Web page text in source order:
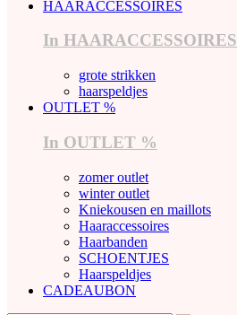
HAARACCESSOIRES
In HAARACCESSOIRES
grote strikken
haarspeldjes
OUTLET %
In OUTLET %
zomer outlet
winter outlet
Kniekousen en maillots
Haaraccessoires
Haarbanden
SCHOENTJES
Haarspeldjes
CADEAUBON